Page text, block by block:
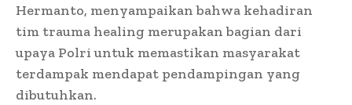
Hermanto, menyampaikan bahwa kehadiran
tim trauma healing merupakan bagian dari
upaya Polri untuk memastikan masyarakat
terdampak mendapat pendampingan yang
dibutuhkan.